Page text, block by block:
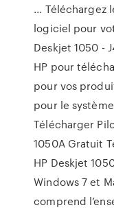
... Téléchargez
logiciel pour
Deskjet 1050 -
HP pour
pour vos
pour le
Télécharger
1050A Gratuit
HP Deskjet
Windows 7 et
comprend